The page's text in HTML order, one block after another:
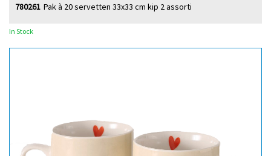
Pak à 20 servetten 33x33 cm kip 2 assorti
780261
In Stock